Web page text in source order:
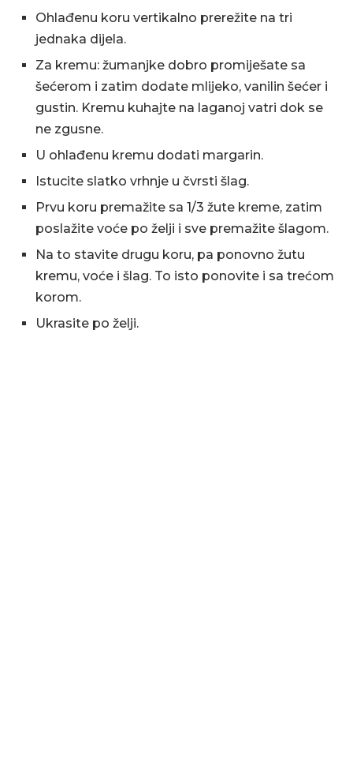
Ohlađenu koru vertikalno prerežite na tri
jednaka dijela.
Za kremu: žumanjke dobro promiješate sa
šećerom i zatim dodate mlijeko, vanilin šećer i
gustin. Kremu kuhajte na laganoj vatri dok se
ne zgusne.
U ohlađenu kremu dodati margarin.
Istucite slatko vrhnje u čvrsti šlag.
Prvu koru premažite sa 1/3 žute kreme, zatim
poslažite voće po želji i sve premažite šlagom.
Na to stavite drugu koru, pa ponovno žutu
kremu, voće i šlag. To isto ponovite i sa trećom
korom.
Ukrasite po želji.